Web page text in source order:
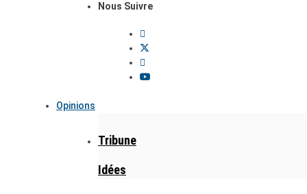
Nous Suivre
Opinions
Tribune
Idées